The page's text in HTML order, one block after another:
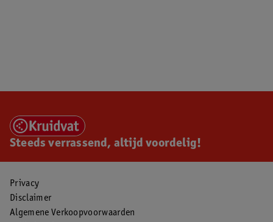
Steeds verrassend, altijd voordelig!
Privacy
Disclaimer
Algemene Verkoopvoorwaarden